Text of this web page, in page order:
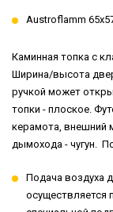
Austroflamm
Каминная топка с
Ширина/высота
ручкой может
топки - плоское.
керамота, внешний
дымохода - чугун.
Подача воздуха
осуществляется